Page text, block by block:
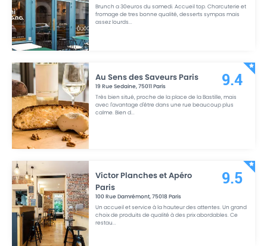
Brunch a 30euros du samedi. Accueil top. Charcuterie et
fromage de tres bonne qualité, desserts sympas mais
assez lourds...
Au Sens des Saveurs Paris
19 Rue Sedaine,75011Paris
Très bien situé, proche de la place de la Bastille, mais
avec l'avantage d'être dans une rue beaucoup plus
calme. Bien d...
9.4
Victor Planches et Apéro
Paris
100 Rue Damrémont,75018 Paris
Un accueil et service à la hauteur des attentes. Un grand
choix de produits de qualité à des prix abordables. Ce
restau...
9.5